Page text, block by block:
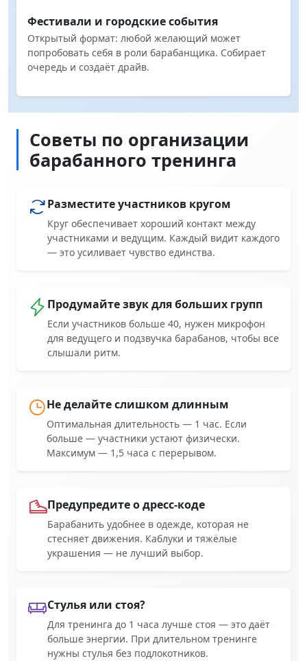
Фестивали и городские события
Открытый формат: любой желающий может
попробовать себя в роли барабанщика. Собирает
очередь и создаёт драйв.
Советы по организации
барабанного тренинга
Разместите участников кругом
Круг обеспечивает хороший контакт между
участниками и ведущим. Каждый видит каждого
— это усиливает чувство единства.
Продумайте звук для больших групп
Если участников больше 40, нужен микрофон
для ведущего и подзвучка барабанов, чтобы все
слышали ритм.
Не делайте слишком длинным
Оптимальная длительность — 1 час. Если
больше — участники устают физически.
Максимум — 1,5 часа с перерывом.
Предупредите о дресс-коде
Барабанить удобнее в одежде, которая не
стесняет движения. Каблуки и тяжёлые
украшения — не лучший выбор.
Стулья или стоя?
Для тренинга до 1 часа лучше стоя — это даёт
больше энергии. При длительном тренинге
нужны стулья без подлокотников.